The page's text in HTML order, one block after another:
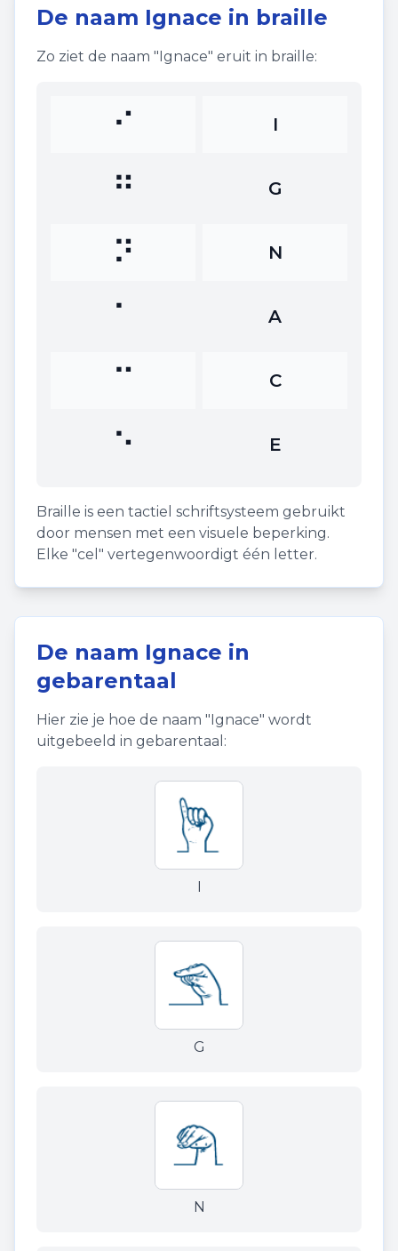
De naam Ignace in braille
Zo ziet de naam "Ignace" eruit in braille:
⠊ I
⠛ G
⠝ N
⠁ A
⠉ C
⠑ E
Braille is een tactiel schriftsysteem gebruikt
door mensen met een visuele beperking.
Elke "cel" vertegenwoordigt één letter.
De naam Ignace in
gebarentaal
Hier zie je hoe de naam "Ignace" wordt
uitgebeeld in gebarentaal:
I
G
N